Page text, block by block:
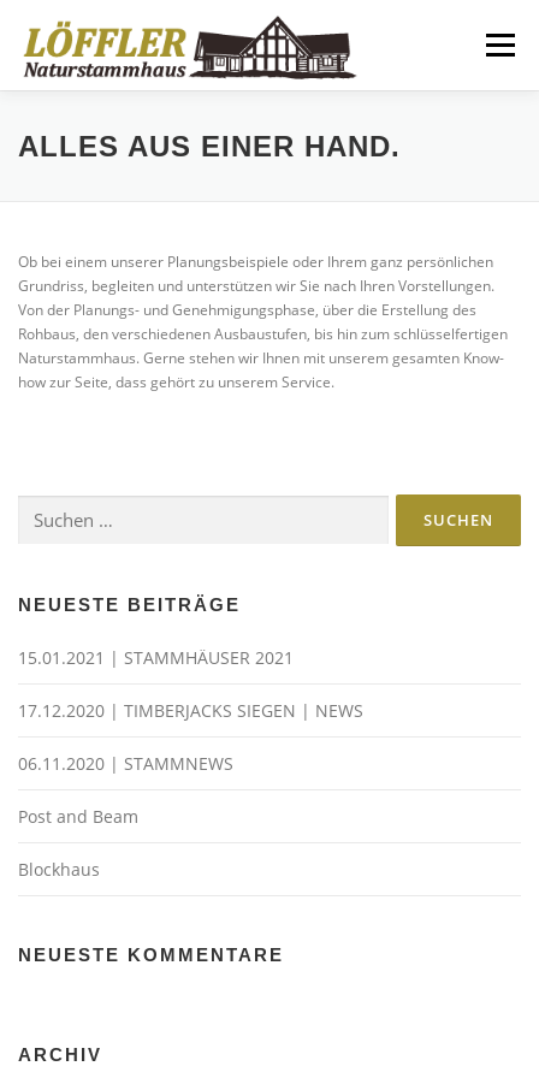
Inhalt
springen
Menü
BAUWEISEN ÜBER UNS REFERENZEN
ALLES AUS EINER HAND.
Ob bei einem unserer Planungsbeispiele oder Ihrem ganz persönlichen
Grundriss, begleiten und unterstützen wir Sie nach Ihren Vorstellungen.
Von der Planungs- und Genehmigungsphase, über die Erstellung des
Rohbaus, den verschiedenen Ausbaustufen, bis hin zum schlüsselfertigen
Naturstammhaus. Gerne stehen wir Ihnen mit unserem gesamten Know-
how zur Seite, dass gehört zu unserem Service.
nach:
NEUESTE BEITRÄGE
15.01.2021 | STAMMHÄUSER 2021
17.12.2020 | TIMBERJACKS SIEGEN | NEWS
06.11.2020 | STAMMNEWS
Post and Beam
Blockhaus
NEUESTE KOMMENTARE
ARCHIV